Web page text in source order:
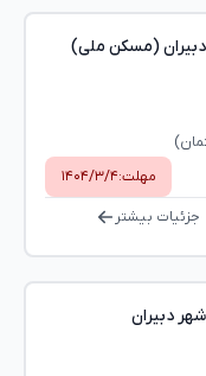
مهلت:۱۴۰۴/۳/۴
جزئیات بیشتر